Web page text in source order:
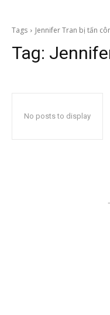
Tags Jennifer Tran bị tấn
Tag:
No posts to display